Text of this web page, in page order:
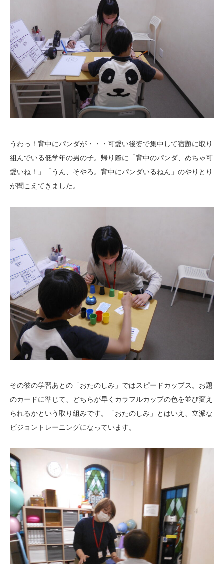
うわっ！背中にパンダが・・・可愛い後姿で集中して宿題に取り
組んでいる低学年の男の子。帰り際に「背中のパンダ、めちゃ可
愛いね！」「うん、そやろ。背中にパンダいるねん」のやりとり
が聞こえてきました。
その彼の学習あとの「おたのしみ」ではスピードカップス。お題
のカードに準じて、どちらが早くカラフルカップの色を並び変え
られるかという取り組みです。「おたのしみ」とはいえ、立派な
ビジョントレーニングになっています。